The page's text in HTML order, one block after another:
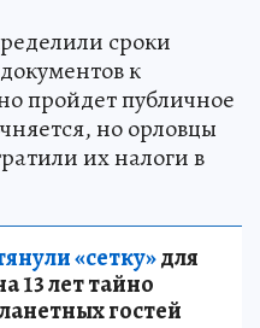
сроки
к
пройдет публичное
но орловцы
их налоги в
«сетку»для
13 лет тайно
гостей